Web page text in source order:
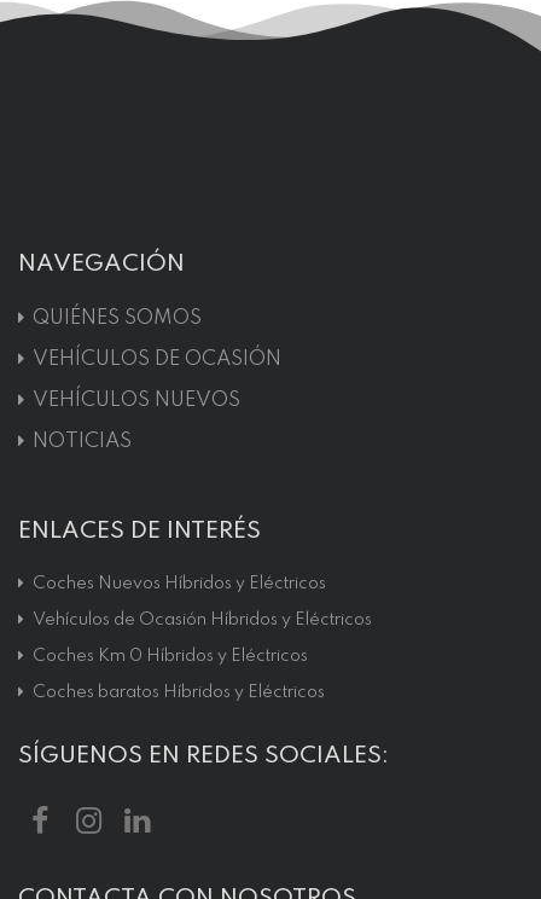
NAVEGACIÓN
QUIÉNES SOMOS
VEHÍCULOS DE OCASIÓN
VEHÍCULOS NUEVOS
NOTICIAS
ENLACES DE INTERÉS
Coches Nuevos Híbridos y Eléctricos
Vehículos de Ocasión Híbridos y Eléctricos
Coches Km 0 Híbridos y Eléctricos
Coches baratos Híbridos y Eléctricos
SÍGUENOS EN REDES SOCIALES: